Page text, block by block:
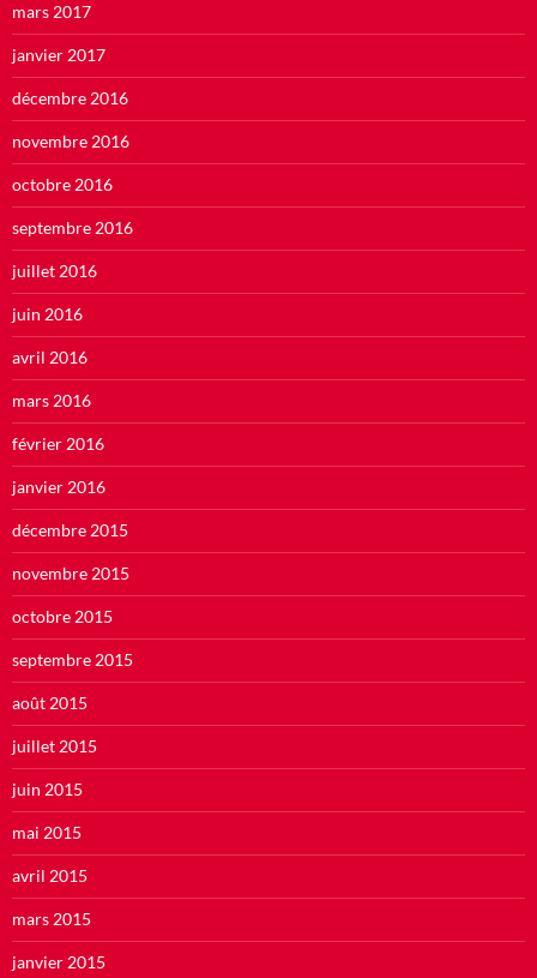
mars 2017
janvier 2017
décembre 2016
novembre 2016
octobre 2016
septembre 2016
juillet 2016
juin 2016
avril 2016
mars 2016
février 2016
janvier 2016
décembre 2015
novembre 2015
octobre 2015
septembre 2015
août 2015
juillet 2015
juin 2015
mai 2015
avril 2015
mars 2015
janvier 2015